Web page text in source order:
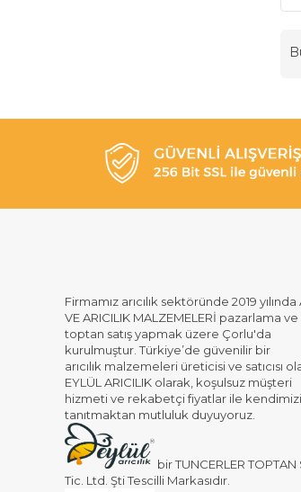
Firmamız arıcılık sektöründe 2019 yılında
VE ARICILIK MALZEMELERİ pazarlama ve
toptan satış yapmak üzere Çorlu'da
kurulmuştur. Türkiye’de güvenilir bir
arıcılık malzemeleri üreticisi ve satıcısı
EYLÜL ARICILIK olarak, koşulsuz müşteri
hizmeti ve rekabetçi fiyatlar ile kendimizi
tanıtmaktan mutluluk duyuyoruz.
bir TUNCERLER TOPTAN
Tic. Ltd. Şti Tescilli Markasıdır.